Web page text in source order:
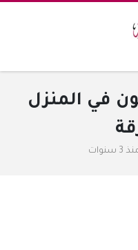
في المنزل
3 سنوات